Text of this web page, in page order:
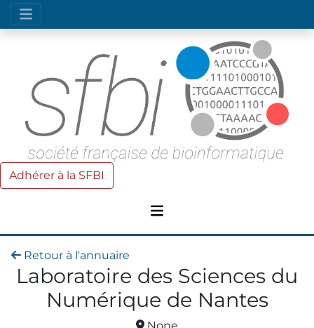
Adhérer à la SFBI
Retour à l'annuaire
Laboratoire des Sciences du
Numérique de Nantes
None